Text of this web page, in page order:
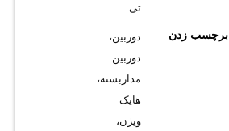
تی
برچسب زدن
دوربین،
دوربین
مداربسته،
هایک
ویژن،